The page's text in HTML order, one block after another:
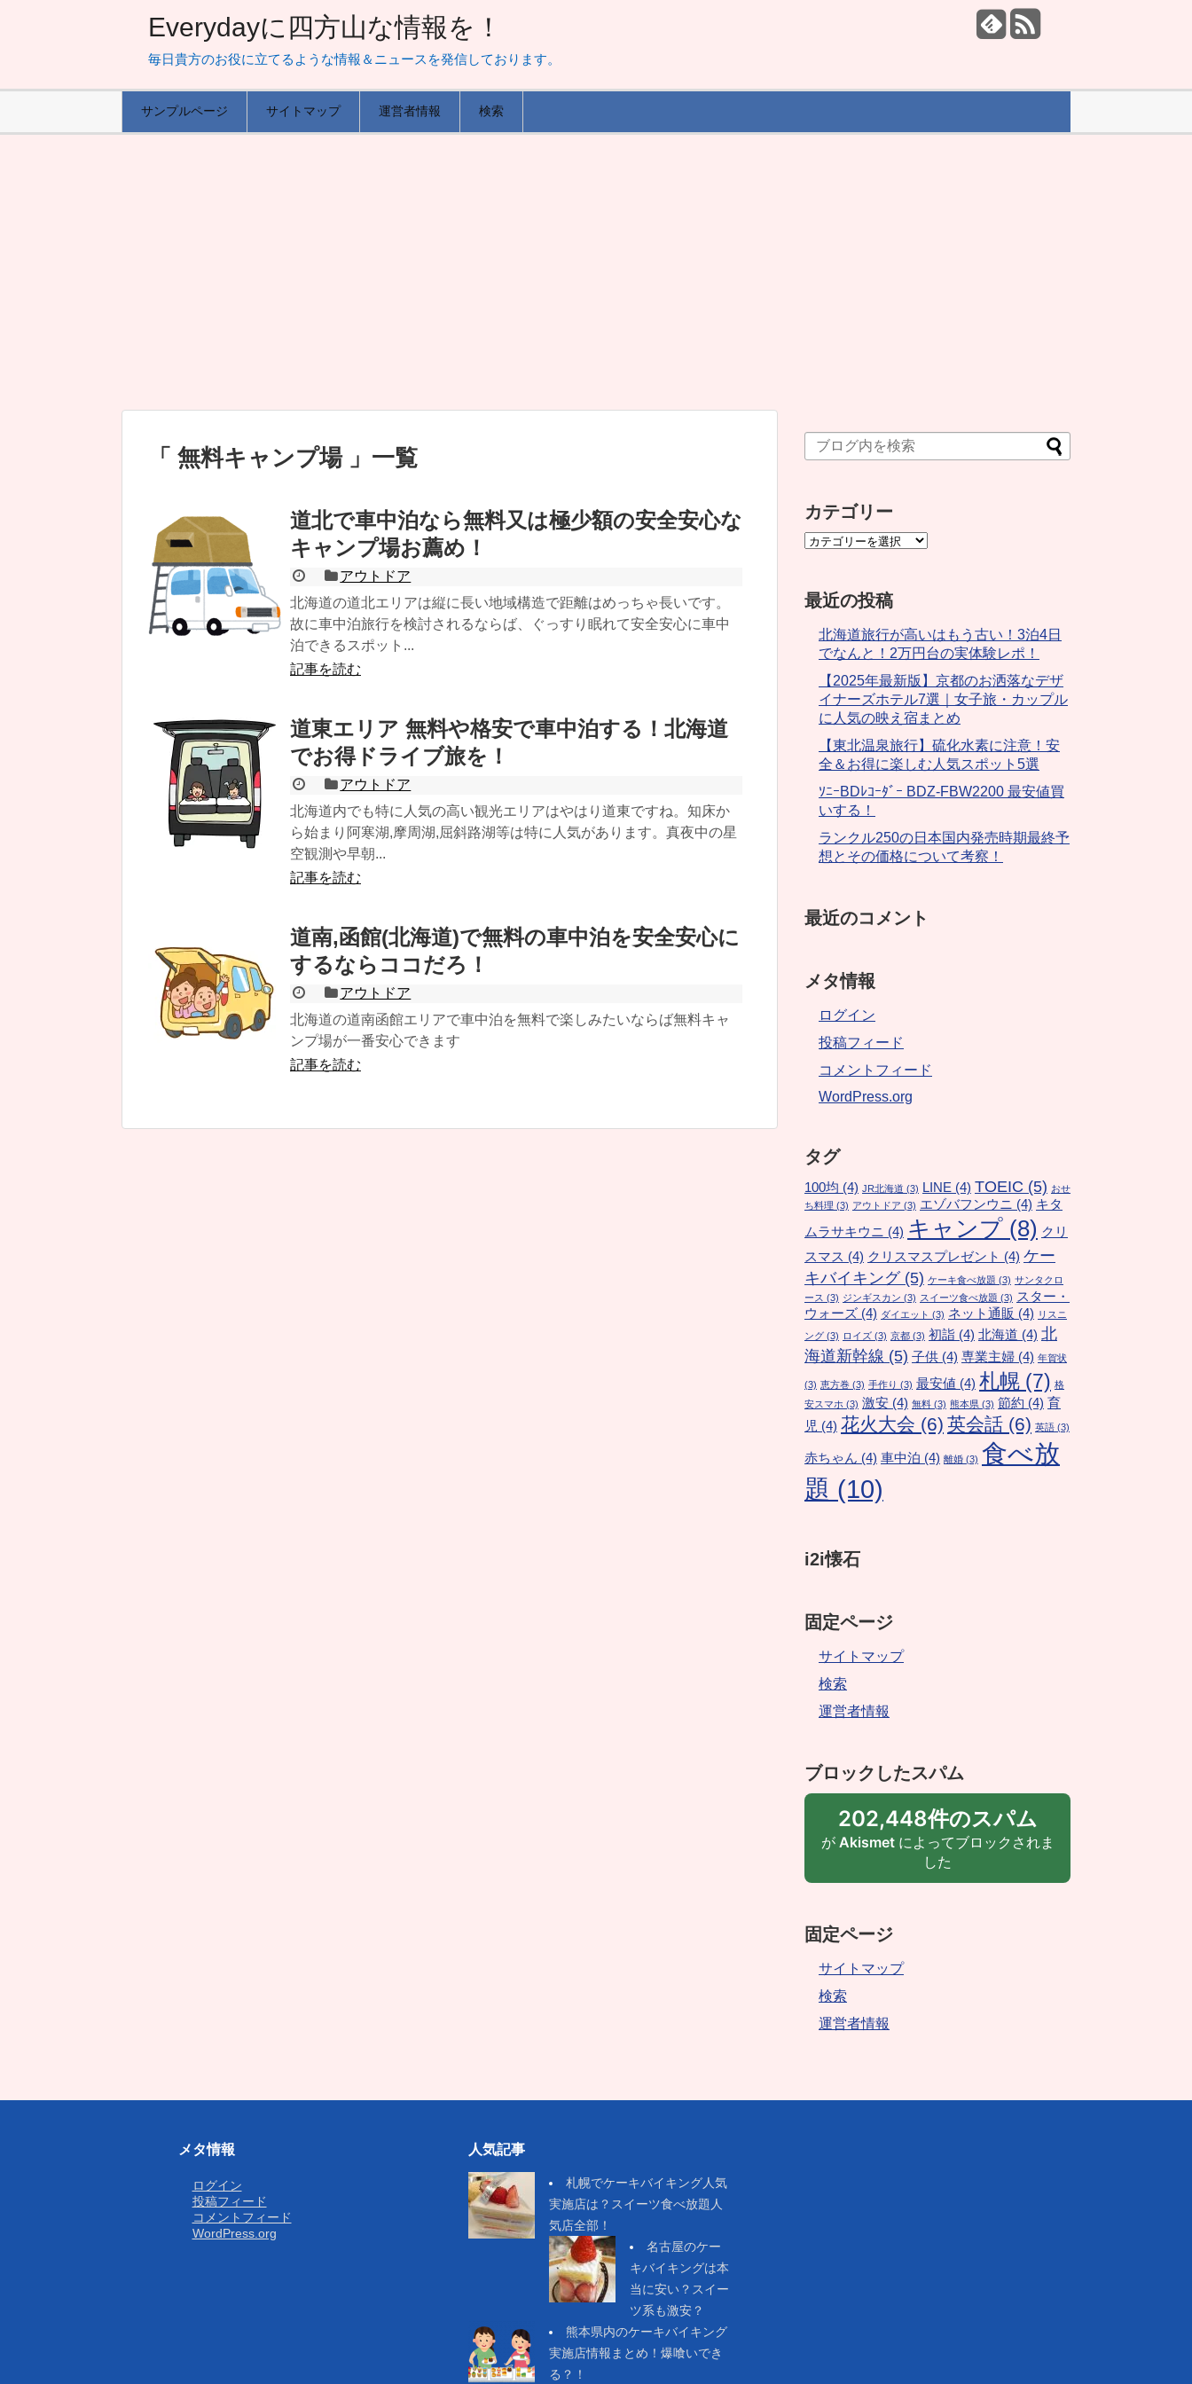
Everydayに四方山な情報を！
毎日貴方のお役に立てるような情報＆ニュースを発信しております。
サンプルページ サイトマップ 運営者情報 検索
無料キャンプ場 一覧
道北で車中泊なら無料又は極少額の安全安心な
キャンプ場お薦め！
アウトドア
北海道の道北エリアは縦に長い地域構造で距離はめっちゃ長いです。
故に車中泊旅行を検討されるならば、ぐっすり眠れて安全安心に車中
泊できるスポット...
記事を読む
道東エリア 無料や格安で車中泊する！北海道
でお得ドライブ旅を！
アウトドア
北海道内でも特に人気の高い観光エリアはやはり道東ですね。知床か
ら始まり阿寒湖,摩周湖,屈斜路湖等は特に人気があります。真夜中の星
空観測や早朝...
記事を読む
道南,函館(北海道)で無料の車中泊を安全安心に
するならココだろ！
アウトドア
北海道の道南函館エリアで車中泊を無料で楽しみたいならば無料キャ
ンプ場が一番安心できます
記事を読む
カテゴリー
最近の投稿
北海道旅行が高いはもう古い！3泊4日
でなんと！2万円台の実体験レポ！
【2025年最新版】京都のお洒落なデザ
イナーズホテル7選｜女子旅・カップル
に人気の映え宿まとめ
【東北温泉旅行】硫化水素に注意！安
全＆お得に楽しむ人気スポット5選
ｿﾆｰBDﾚｺｰﾀﾞｰ BDZ-FBW2200 最安値買
いする！
ランクル250の日本国内発売時期最終予
想とその価格について考察！
最近のコメント
メタ情報
ログイン
投稿フィード
コメントフィード
WordPress.org
タグ
100均 (4) JR北海道 (3) LINE (4) TOEIC (5) おせ
ち料理 (3) アウトドア (3) エゾバフンウニ (4) キタ
ムラサキウニ (4) キャンプ (8) クリ
スマス (4) クリスマスプレゼント (4) ケー
キバイキング(5) ケーキ食べ放題 (3) サンタクロ
ース (3) ジンギスカン (3) スイーツ食べ放題 (3) スター・
ウォーズ (4) ダイエット (3) ネット通販 (4) リスニ
ング (3) ロイズ (3) 京都 (3) 初詣 (4) 北海道 (4) 北
海道新幹線 (5) 子供 (4) 専業主婦 (4) 年賀状
(3) 恵方巻 (3) 手作り (3) 最安値 (4) 札幌 (7) 格
安スマホ (3) 激安 (4) 無料 (3) 熊本県 (3) 節約 (4) 育
児 (4) 花火大会 (6) 英会話 (6) 英語 (3)
赤ちゃん (4) 車中泊 (4) 離婚 (3) 食べ放
題 (10)
i2i懐石
固定ページ
サイトマップ
検索
運営者情報
ブロックしたスパム
202,448件のスパム
が Akismetによってブロックされま
した
固定ページ
サイトマップ
検索
運営者情報
メタ情報
ログイン
投稿フィード
コメントフィード
WordPress.org
人気記事
札幌でケーキバイキング人気
実施店は？スイーツ食べ放題人
気店全部！
名古屋のケー
キバイキングは本
当に安い？スイー
ツ系も激安？
熊本県内のケーキバイキング
実施店情報まとめ！爆喰いでき
る？！